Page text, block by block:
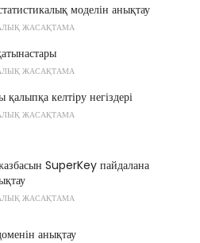
моделін анықтау
ЖАСАҚТАМА
ЖАСАҚТАМА
қалыпқа келтіру негіздері
ЖАСАҚТАМА
SuperKey пайдалана
ЖАСАҚТАМА
анықтау